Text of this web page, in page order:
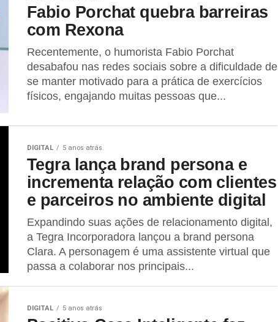
Fabio Porchat quebra barreiras
com Rexona
Recentemente, o humorista Fabio Porchat
desabafou nas redes sociais sobre a dificuldade de
se manter motivado para a prática de exercícios
físicos, engajando muitas pessoas que...
DIGITAL 5 anos atrás
Tegra lança brand persona e
incrementa relação com clientes
e parceiros no ambiente digital
Expandindo suas ações de relacionamento digital,
a Tegra Incorporadora lançou a brand persona
Clara. A personagem é uma assistente virtual que
passa a colaborar nos principais...
DIGITAL 5 anos atrás